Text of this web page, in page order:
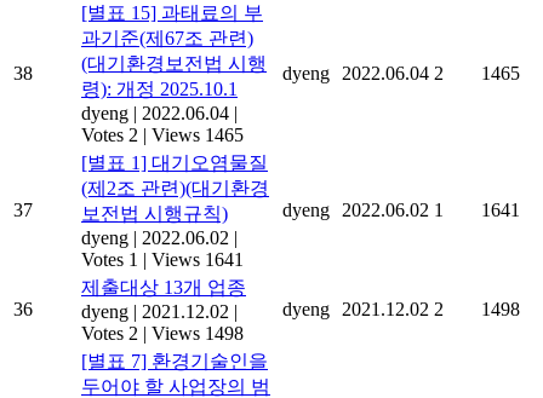
38
[별표 15] 과태료의 부
과기준(제67조 관련)
(대기환경보전법 시행
령): 개정 2025.10.1
dyeng | 2022.06.04 |
Votes 2 | Views 1465
dyeng 2022.06.04 2 1465
37
[별표 1] 대기오염물질
(제2조 관련)(대기환경
보전법 시행규칙)
dyeng | 2022.06.02 |
Votes 1 | Views 1641
dyeng 2022.06.02 1 1641
36
제출대상 13개 업종
dyeng | 2021.12.02 |
Votes 2 | Views 1498
dyeng 2021.12.02 2 1498
[별표 7] 환경기술인을
두어야 할 사업장의 범